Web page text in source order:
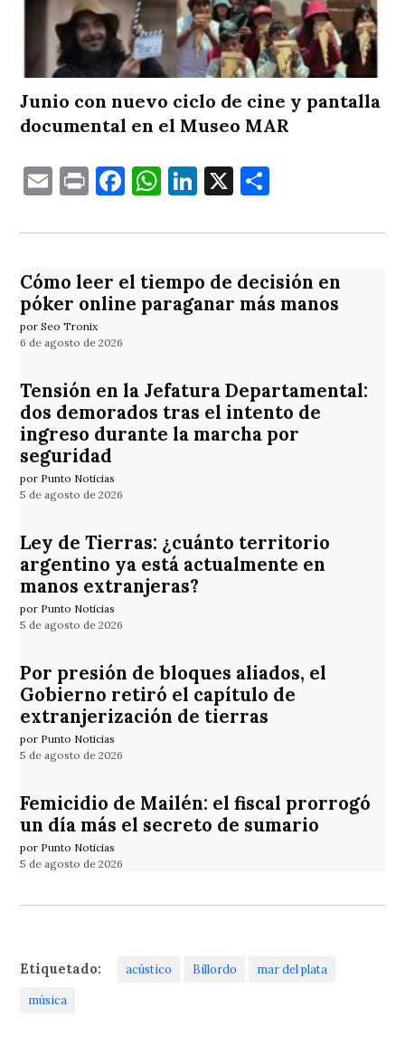
Junio con nuevo ciclo de cine y pantalla
documental en el Museo MAR
EmailPrintFacebook
WhatsApp
LinkedIn
X
Cómo leer el tiempo de decisión en
póker online paraganar más manos
por Seo Tronix
6 de agosto de 2026
Tensión en la Jefatura Departamental:
dos demorados tras el intento de
ingreso durante la marcha por
seguridad
por Punto Noticias
5 de agosto de 2026
Ley de Tierras: ¿cuánto territorio
argentino ya está actualmente en
manos extranjeras?
por Punto Noticias
5 de agosto de 2026
Por presión de bloques aliados, el
Gobierno retiró el capítulo de
extranjerización de tierras
por Punto Noticias
5 de agosto de 2026
Femicidio de Mailén: el fiscal prorrogó
un día más el secreto de sumario
por Punto Noticias
5 de agosto de 2026
Etiquetado: acústico Billordo mar del plata
música